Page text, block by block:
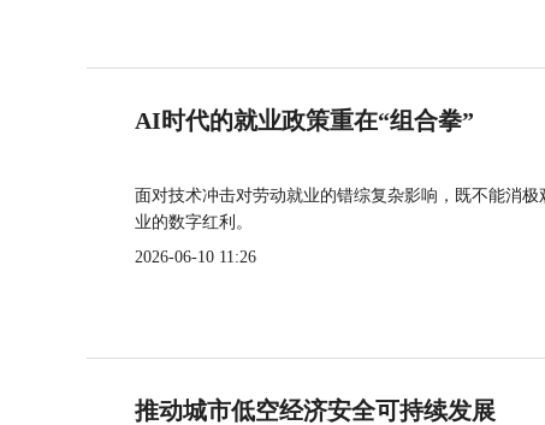
AI时代的就业政策重在“组合拳”
面对技术冲击对劳动就业的错综复杂影响，既不能消
业的数字红利。
2026-06-10 11:26
推动城市低空经济安全可持续发展